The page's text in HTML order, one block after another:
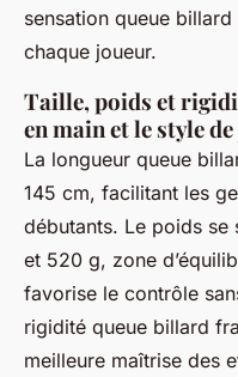
sensation queue
chaque joueur.
Taille, poids et
en main et le style
La longueur queue
145 cm, facilitant les
débutants. Le poids se
et 520 g, zone
favorise le contrôle
rigidité queue billard
meilleure maîtrise des